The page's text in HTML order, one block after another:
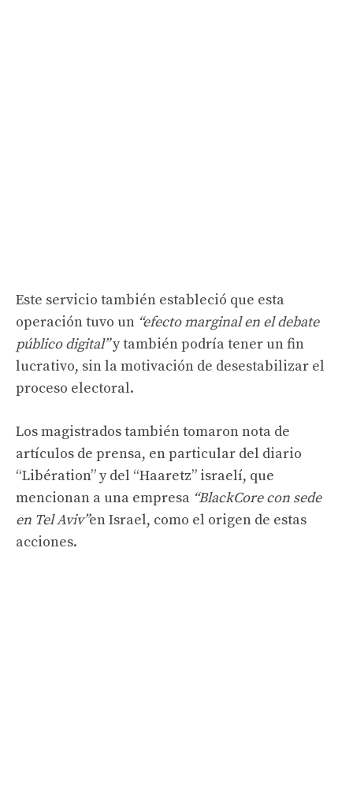
Este servicio también estableció que esta
operación tuvo un “efecto marginal en el debate
público digital”y también podría tener un fin
lucrativo, sin la motivación de desestabilizar el
proceso electoral.
Los magistrados también tomaron nota de
artículos de prensa, en particular del diario
“Libération” y del “Haaretz” israelí, que
mencionan a una empresa “BlackCore con sede
en Tel Aviv”en Israel, como el origen de estas
acciones.